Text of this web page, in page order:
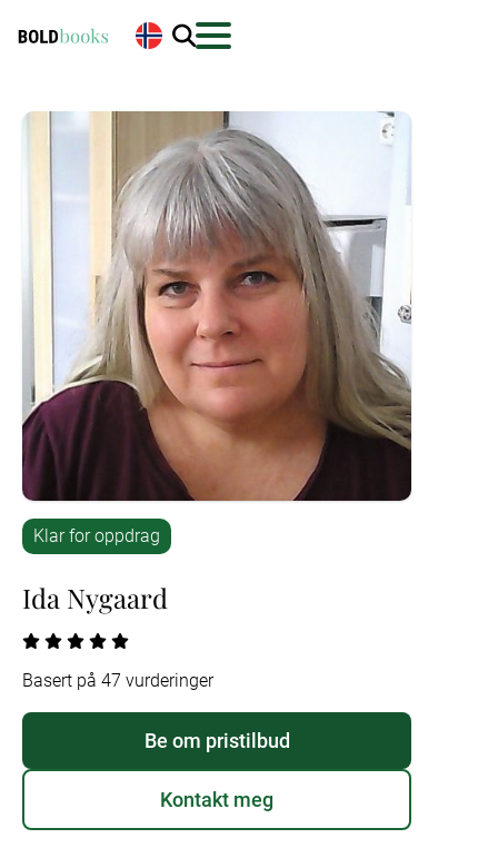
Klar for oppdrag
Ida Nygaard
Basert på 47 vurderinger
Be om pristilbud
Kontakt meg